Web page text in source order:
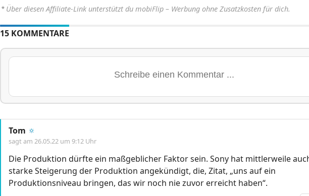
⋆ Über diesen Affiliate-Link unterstützt du mobiFlip – Werbung ohne Zusatzkosten für dich.
15 KOMMENTARE
Tom 🔅
sagt am 26.05.22 um 9:12 Uhr
Die Produktion dürfte ein maßgeblicher Faktor sein. Sony hat mittlerweile
starke Steigerung der Produktion angekündigt, die, Zitat, „uns auf ein
Produktionsniveau bringen, das wir noch nie zuvor erreicht haben“.